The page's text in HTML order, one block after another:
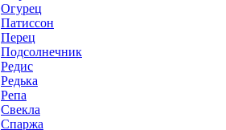
Огурец
Патиссон
Перец
Подсолнечник
Редис
Редька
Репа
Свекла
Спаржа